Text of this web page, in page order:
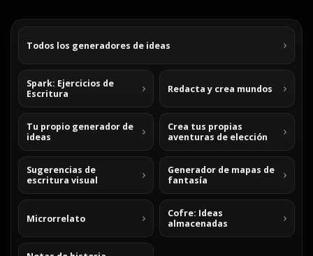
Todos los generadores de ideas
Spark: Ejercicios de
Escritura
Redacta y crea mundos
Tu propio generador de
ideas
Crea tus propias
aventuras de elección
Sugerencias de
escritura visual
Generador de mapas de
fantasía
Microrrelato
Cofre: Ideas
almacenadas